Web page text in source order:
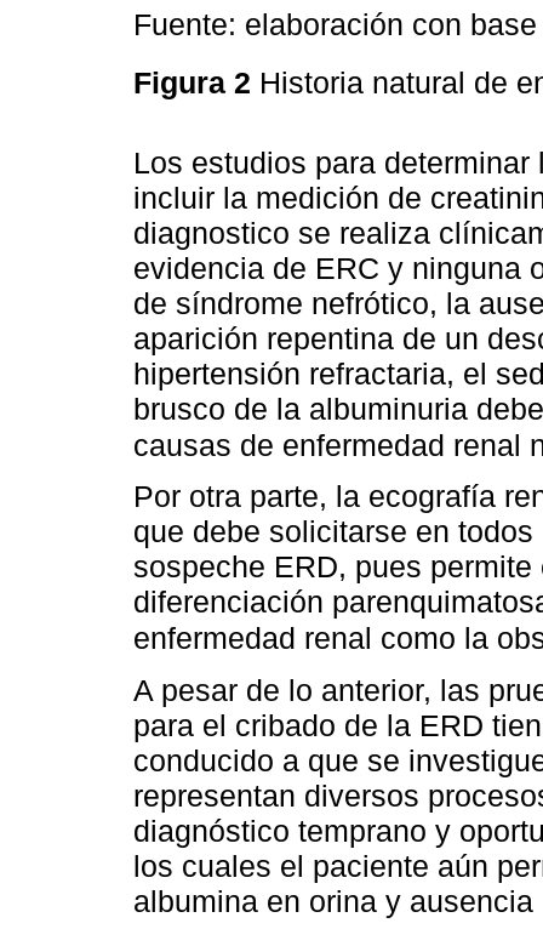
Fuente: elaboración con
Figura 2 Historia natural de
Los estudios para
incluir la medición de
diagnostico se realiza
evidencia de ERC y ninguna
de síndrome nefrótico, la
aparición repentina de un
hipertensión refractaria, el
brusco de la albuminuria
causas de enfermedad renal
Por otra parte, la ecografía
que debe solicitarse en
sospeche ERD, pues
diferenciación
enfermedad renal como la
A pesar de lo anterior, las
para el cribado de la ERD
conducido a que se
representan diversos
diagnóstico temprano y
los cuales el paciente aún
albumina en orina y